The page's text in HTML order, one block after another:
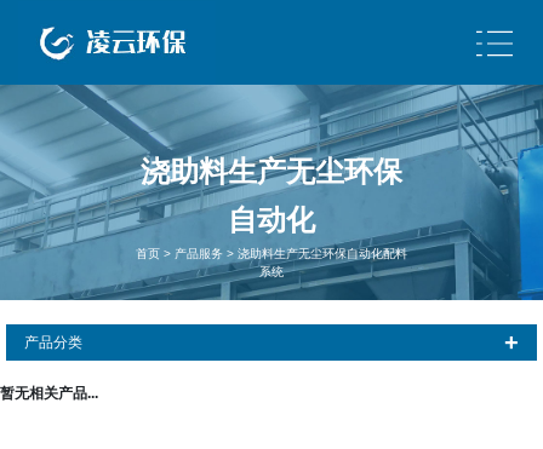
浇助料生产无尘环保
自动化
首页 > 产品服务 > 浇助料生产无尘环保自动化配料
系统
产品分类 +
集中式收尘
暂无相关产品...